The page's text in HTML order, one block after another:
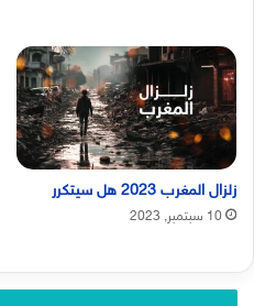
زلزال المغرب 2023 هل سيتكرر
10 سبتمبر, 2023